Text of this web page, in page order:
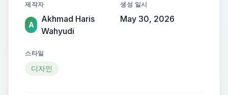
modern environmental identity,
isolated white background, adobe
stock vector style, Aspect Ratio: 1:1
제작자
A
Akhmad Haris
Wahyudi
생성 일시
May 30, 2026
스타일
디자인